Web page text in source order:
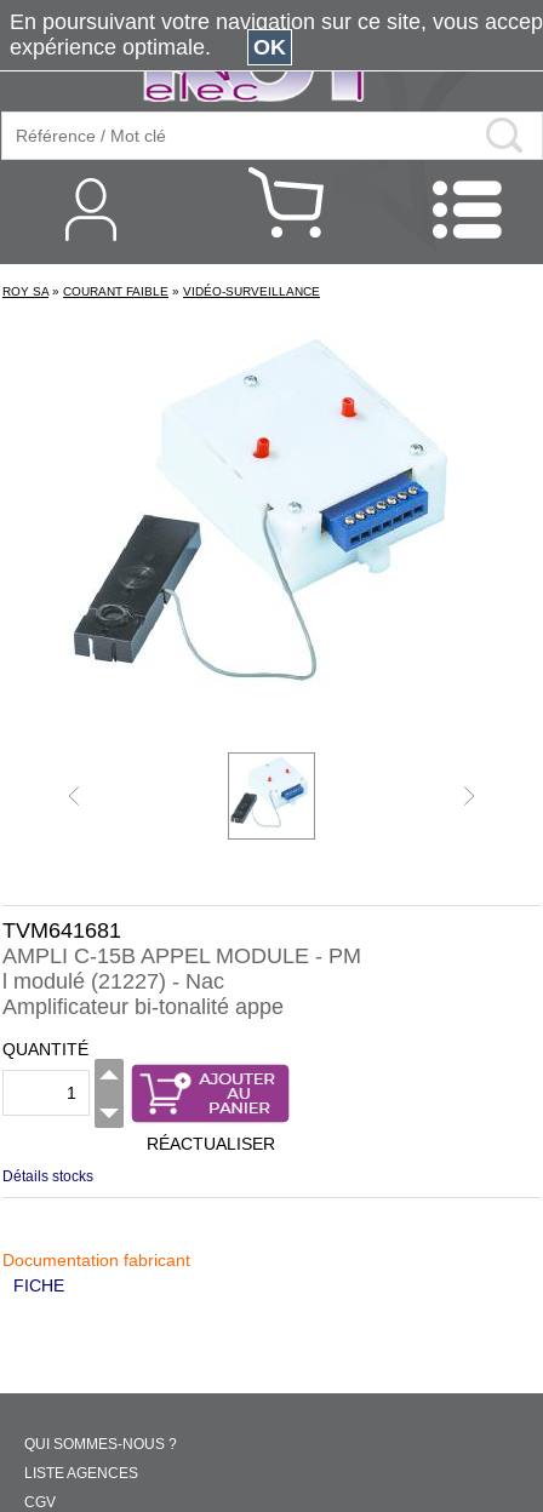
ROY SA » COURANT FAIBLE » VIDÉO-SURVEILLANCE
TVM641681
AMPLI C-15B APPEL MODULE - PM
l modulé (21227) - Nac
Amplificateur bi-tonalité appe
QUANTITÉ
RÉACTUALISER
Détails stocks
Documentation fabricant
FICHE
QUI SOMMES-NOUS ?
LISTE AGENCES
CGV
En poursuivant votre navigation sur ce site, vous
expérience optimale.
OK